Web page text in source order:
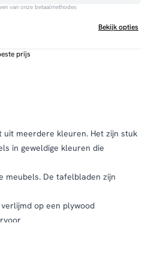
van onze betaalmethodes
Bekijk opties
prijs
meerdere kleuren. Het zijn stuk
in geweldige kleuren die
meubels. De tafelbladen zijn
op een plywood